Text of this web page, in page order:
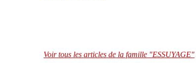
Voir tous les articles de la famille "ESSUYAGE"